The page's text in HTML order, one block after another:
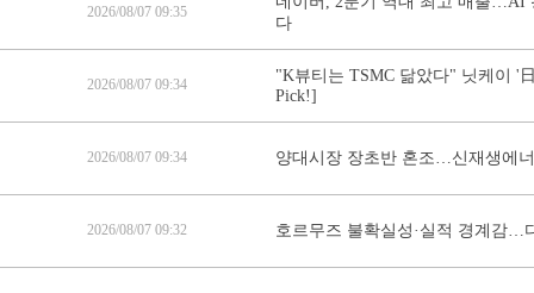
2026/08/07 09:35
다
2026/08/07 09:34
"K뷰티는 TSMC 닮았다" 닛케이 '
Pick!]
2026/08/07 09:34 양대시장 장초반 혼조…신재생에
2026/08/07 09:32 호르무즈 불확실성·실적 경계감…